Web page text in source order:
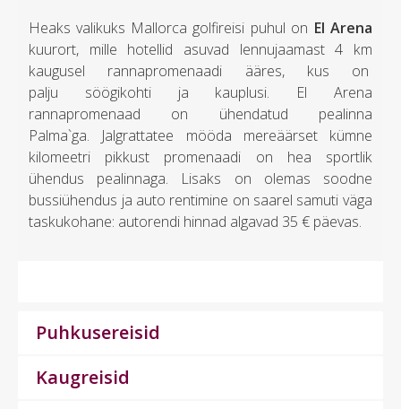
Heaks valikuks Mallorca golfireisi puhul on El Arena
kuurort, mille hotellid asuvad lennujaamast 4 km
kaugusel rannapromenaadi ääres, kus on
palju söögikohti ja kauplusi. El Arena
rannapromenaad on ühendatud pealinna
Palma`ga. Jalgrattatee mööda mereäärset kümne
kilomeetri pikkust promenaadi on hea sportlik
ühendus pealinnaga. Lisaks on olemas soodne
bussiühendus ja auto rentimine on saarel samuti väga
taskukohane: autorendi hinnad algavad 35 € päevas.
Puhkusereisid
Kaugreisid